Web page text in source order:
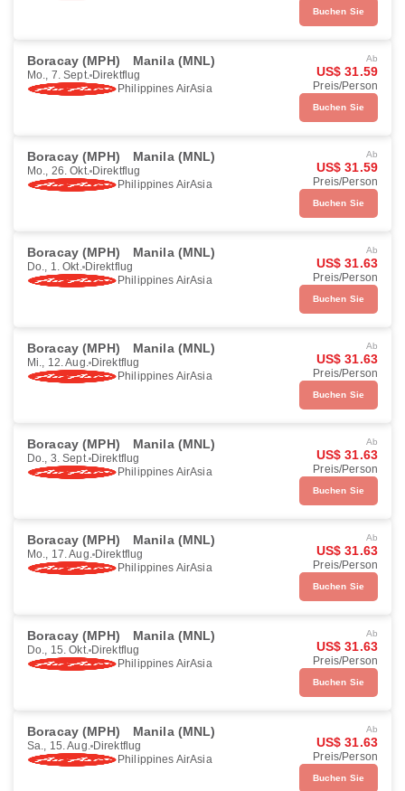
Buchen Sie
Boracay (MPH) Manila (MNL)
Mo., 7. Sept. Direktflug
Philippines AirAsia
Ab
US$ 31.59
Preis/Person
Buchen Sie
Boracay (MPH) Manila (MNL)
Mo., 26. Okt. Direktflug
Philippines AirAsia
Ab
US$ 31.59
Preis/Person
Buchen Sie
Boracay (MPH) Manila (MNL)
Do., 1. Okt. Direktflug
Philippines AirAsia
Ab
US$ 31.63
Preis/Person
Buchen Sie
Boracay (MPH) Manila (MNL)
Mi., 12. Aug. Direktflug
Philippines AirAsia
Ab
US$ 31.63
Preis/Person
Buchen Sie
Boracay (MPH) Manila (MNL)
Do., 3. Sept. Direktflug
Philippines AirAsia
Ab
US$ 31.63
Preis/Person
Buchen Sie
Boracay (MPH) Manila (MNL)
Mo., 17. Aug. Direktflug
Philippines AirAsia
Ab
US$ 31.63
Preis/Person
Buchen Sie
Boracay (MPH) Manila (MNL)
Do., 15. Okt. Direktflug
Philippines AirAsia
Ab
US$ 31.63
Preis/Person
Buchen Sie
Boracay (MPH) Manila (MNL)
Sa., 15. Aug. Direktflug
Philippines AirAsia
Ab
US$ 31.63
Preis/Person
Buchen Sie